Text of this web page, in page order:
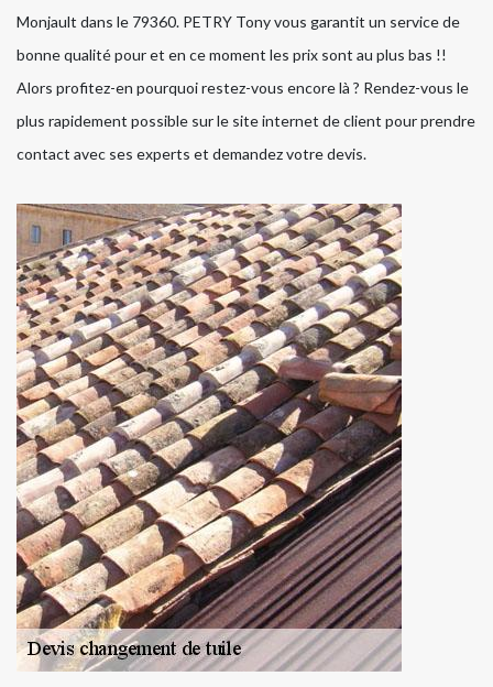
Monjault dans le 79360. PETRY Tony vous garantit un service de
bonne qualité pour et en ce moment les prix sont au plus bas !!
Alors profitez-en pourquoi restez-vous encore là ? Rendez-vous le
plus rapidement possible sur le site internet de client pour prendre
contact avec ses experts et demandez votre devis.